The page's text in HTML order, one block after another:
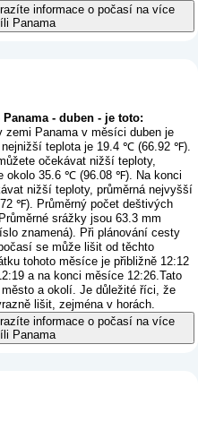
informace o počasí na více
Panama
- duben - je toto:
zemi Panama v měsíci duben je
teplota je 19.4 ℃ (66.92 ℉).
očekávat nižší teploty,
okolo 35.6 ℃ (96.08 ℉). Na konci
nižší teploty, průměrná nejvyšší
℉). Průměrný počet deštivých
srážky jsou 63.3 mm
znamená). Při plánování cesty
se může lišit od těchto
tohoto měsíce je přibližně 12:12
a na konci měsíce 12:26.Tato
a okolí. Je důležité říci, že
lišit, zejména v horách.
informace o počasí na více
Panama